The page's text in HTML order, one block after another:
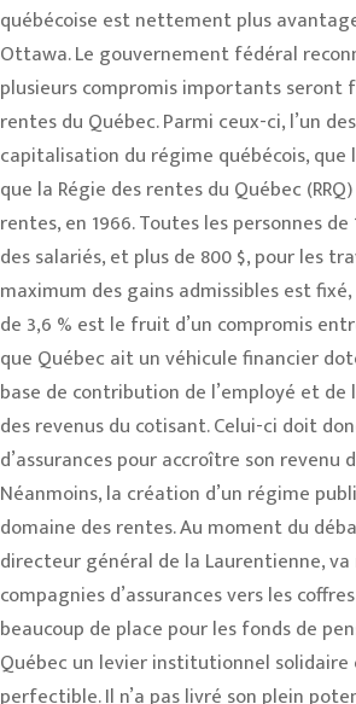
québécoise est nettement plus
Ottawa. Le gouvernement fédéral
plusieurs compromis importants seront
rentes du Québec. Parmi ceux-ci, l’un
capitalisation du régime québécois,
que la Régie des rentes du Québec
rentes, en 1966. Toutes les personnes
des salariés, et plus de 800 $, pour les
maximum des gains admissibles est
de 3,6 % est le fruit d’un compromis
que Québec ait un véhicule financier
base de contribution de l’employé et
des revenus du cotisant. Celui-ci doit
d’assurances pour accroître son
Néanmoins, la création d’un régime
domaine des rentes. Au moment du
directeur général de la Laurentienne,
compagnies d’assurances vers les
beaucoup de place pour les fonds de
Québec un levier institutionnel
perfectible. Il n’a pas livré son plein